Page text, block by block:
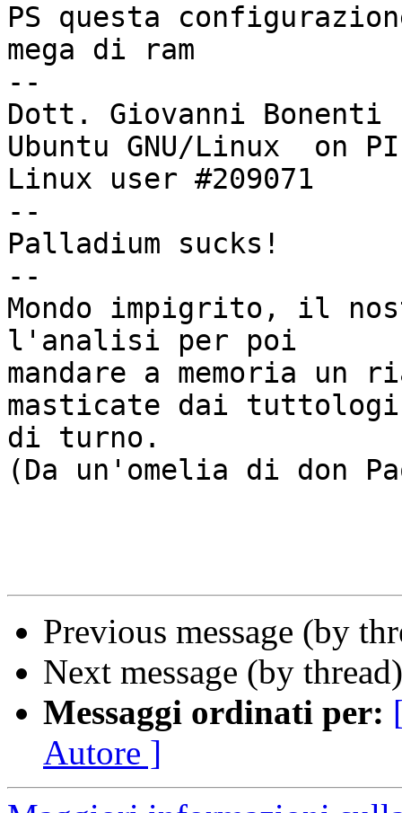
PS questa
mega di ram
--
Dott. Giovanni Bonenti
Ubuntu GNU/Linux  on
Linux user #209071
--
Palladium sucks!
--
Mondo impigrito, il
l'analisi per poi
mandare a memoria
masticate dai tuttologi
di turno.
(Da un'omelia di don
Previous message (by
Next message (by
Messaggi ordinati per:
Autore ]